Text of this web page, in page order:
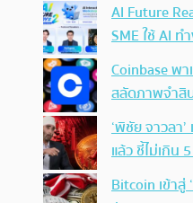
AI Future
SME ใช้ AI
Coinbase พ
สลัดภาพจำสิ
‘พิชัย จาวลา
แล้ว ชี้ไม่เกิน
Bitcoin เข้าสู่